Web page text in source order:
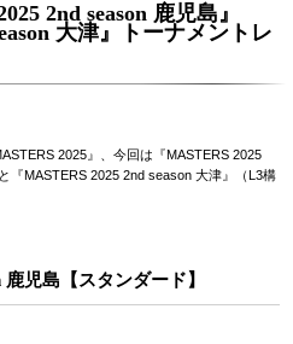
2nd season 鹿児島』
大津』トーナメントレ
2025』、今回は『MASTERS 2025
『MASTERS 2025 2nd season 大津』（L3構
児島【スタンダード】